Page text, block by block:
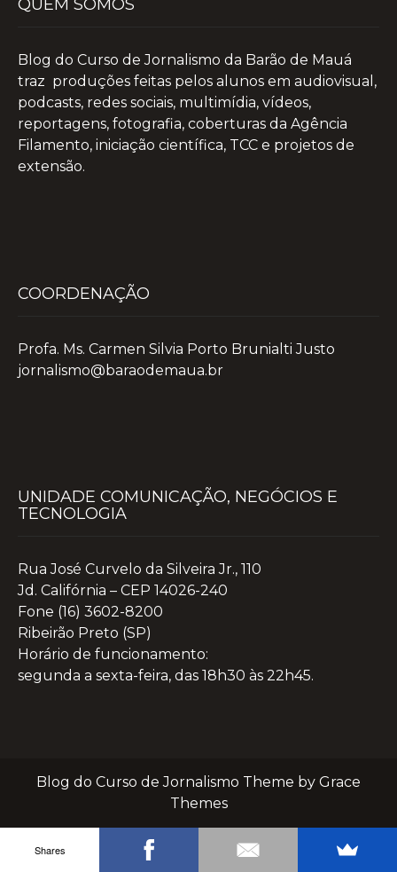
QUEM SOMOS
Blog do Curso de Jornalismo da Barão de Mauá
traz produções feitas pelos alunos em audiovisual,
podcasts, redes sociais, multimídia, vídeos,
reportagens, fotografia, coberturas da Agência
Filamento, iniciação científica, TCC e projetos de
extensão.
COORDENAÇÃO
Profa. Ms. Carmen Silvia Porto Brunialti Justo
jornalismo@baraodemaua.br
UNIDADE COMUNICAÇÃO, NEGÓCIOS E
TECNOLOGIA
Rua José Curvelo da Silveira Jr., 110
Jd. Califórnia – CEP 14026-240
Fone (16) 3602-8200
Ribeirão Preto (SP)
Horário de funcionamento:
segunda a sexta-feira, das 18h30 às 22h45.
Blog do Curso de Jornalismo Theme by Grace
Themes
Shares